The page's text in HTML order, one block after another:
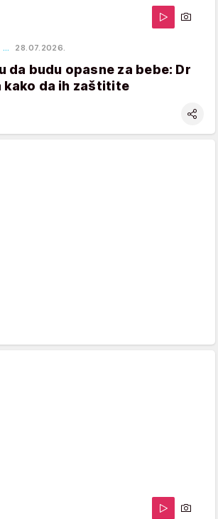
… 28.07.2026.
da budu opasne za bebe: Dr
kako da ih zaštitite